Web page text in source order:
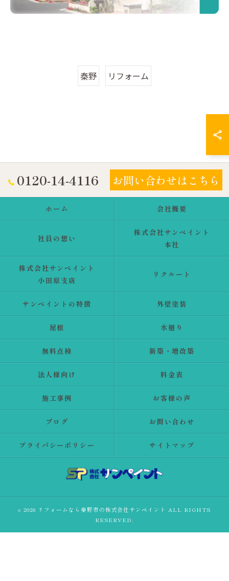
秦野 リフォーム
0120-14-4116 お問い合わせはこちら
ホーム 会社概要
社員の想い
株式会社サンペイント
本社
株式会社サンペイント
小田原支店
リクルート
サンペイントの特徴 外壁塗装
屋根 水廻り
無料点検 新築・増改築
法人様向け 料金表
施工事例 お客様の声
ブログ お問い合わせ
プライバシーポリシー サイトマップ
c 2026 リフォームなら秦野市の株式会社サンペイント ALL RIGHTS
RESERVED.